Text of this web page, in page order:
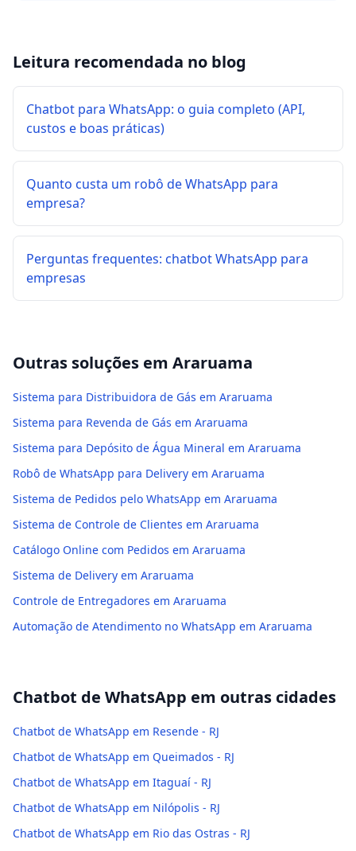
Leitura recomendada no blog
Chatbot para WhatsApp: o guia completo (API,
custos e boas práticas)
Quanto custa um robô de WhatsApp para
empresa?
Perguntas frequentes: chatbot WhatsApp para
empresas
Outras soluções em Araruama
Sistema para Distribuidora de Gás em Araruama
Sistema para Revenda de Gás em Araruama
Sistema para Depósito de Água Mineral em Araruama
Robô de WhatsApp para Delivery em Araruama
Sistema de Pedidos pelo WhatsApp em Araruama
Sistema de Controle de Clientes em Araruama
Catálogo Online com Pedidos em Araruama
Sistema de Delivery em Araruama
Controle de Entregadores em Araruama
Automação de Atendimento no WhatsApp em Araruama
Chatbot de WhatsApp em outras cidades
Chatbot de WhatsApp em Resende - RJ
Chatbot de WhatsApp em Queimados - RJ
Chatbot de WhatsApp em Itaguaí - RJ
Chatbot de WhatsApp em Nilópolis - RJ
Chatbot de WhatsApp em Rio das Ostras - RJ